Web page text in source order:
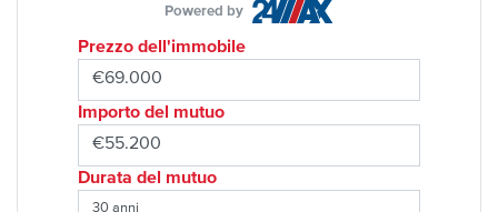
Powered by
Prezzo dell'immobile
Importo del mutuo
Durata del mutuo